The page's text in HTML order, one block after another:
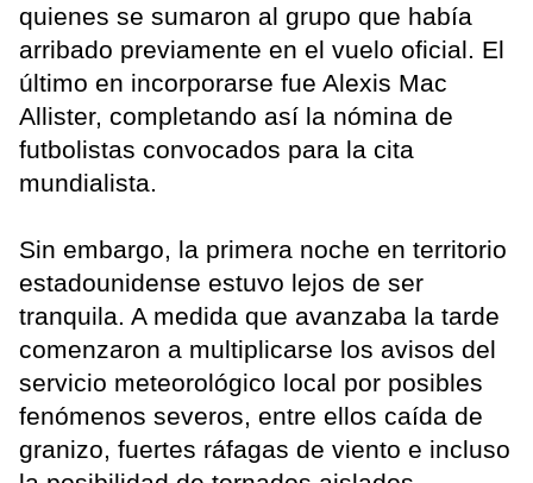
quienes se sumaron al grupo que había
arribado previamente en el vuelo oficial. El
último en incorporarse fue Alexis Mac
Allister, completando así la nómina de
futbolistas convocados para la cita
mundialista.
Sin embargo, la primera noche en territorio
estadounidense estuvo lejos de ser
tranquila. A medida que avanzaba la tarde
comenzaron a multiplicarse los avisos del
servicio meteorológico local por posibles
fenómenos severos, entre ellos caída de
granizo, fuertes ráfagas de viento e incluso